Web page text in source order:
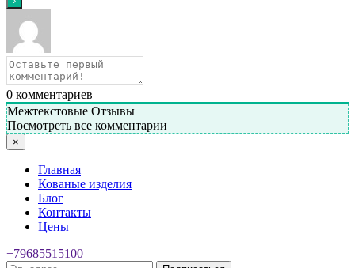
0 комментариев
Межтекстовые Отзывы
Посмотреть все комментарии
×
Главная
Кованые изделия
Блог
Контакты
Цены
+79685515100